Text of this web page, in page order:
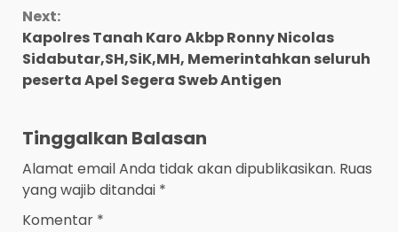
Next:
Kapolres Tanah Karo Akbp Ronny Nicolas
Sidabutar,SH,SiK,MH, Memerintahkan seluruh
peserta Apel Segera Sweb Antigen
Tinggalkan Balasan
Alamat email Anda tidak akan dipublikasikan. Ruas
yang wajib ditandai *
Komentar *